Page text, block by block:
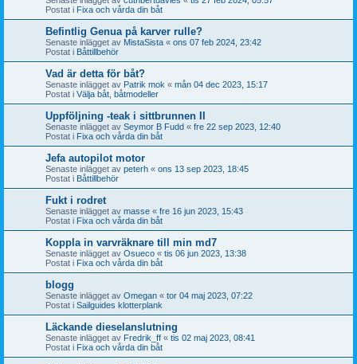
Postat i Fixa och vårda din båt
Befintlig Genua på karver rulle?
Senaste inlägget av MistaSista « ons 07 feb 2024, 23:42
Postat i Båttillbehör
Vad är detta för båt?
Senaste inlägget av Patrik mok « mån 04 dec 2023, 15:17
Postat i Välja båt, båtmodeller
Uppföljning -teak i sittbrunnen II
Senaste inlägget av Seymor B Fudd « fre 22 sep 2023, 12:40
Postat i Fixa och vårda din båt
Jefa autopilot motor
Senaste inlägget av peterh « ons 13 sep 2023, 18:45
Postat i Båttillbehör
Fukt i rodret
Senaste inlägget av masse « fre 16 jun 2023, 15:43
Postat i Fixa och vårda din båt
Koppla in varvräknare till min md7
Senaste inlägget av Osueco « tis 06 jun 2023, 13:38
Postat i Fixa och vårda din båt
blogg
Senaste inlägget av Omegan « tor 04 maj 2023, 07:22
Postat i Sailguides klotterplank
Läckande dieselanslutning
Senaste inlägget av Fredrik_ff « tis 02 maj 2023, 08:41
Postat i Fixa och vårda din båt